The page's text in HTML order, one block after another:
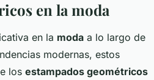
en la moda
en la moda a lo largo de
modernas, estos
los estampados geométricos